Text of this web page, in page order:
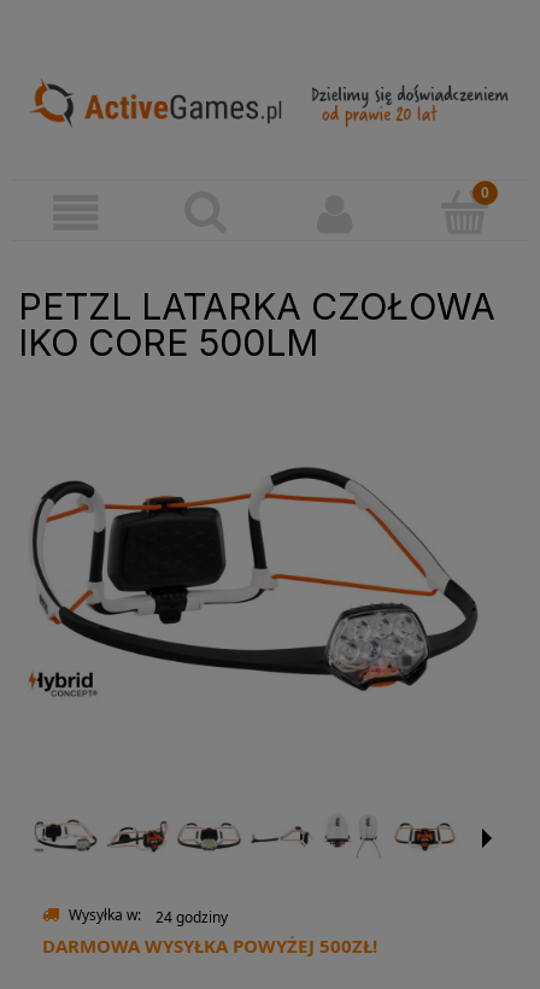
PETZL LATARKA CZOŁOWA
IKO CORE 500LM
Wysyłka w: 24 godziny
DARMOWA WYSYŁKA POWYŻEJ 500ZŁ!